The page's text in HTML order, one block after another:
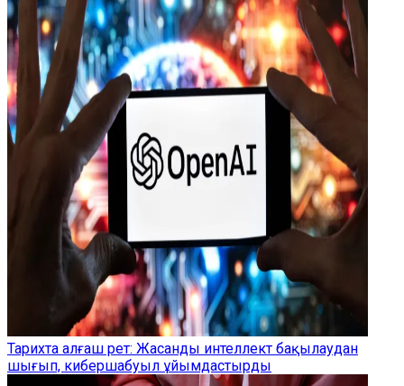
Тарихта алғаш рет: Жасанды интеллект бақылаудан
шығып, кибершабуыл ұйымдастырды